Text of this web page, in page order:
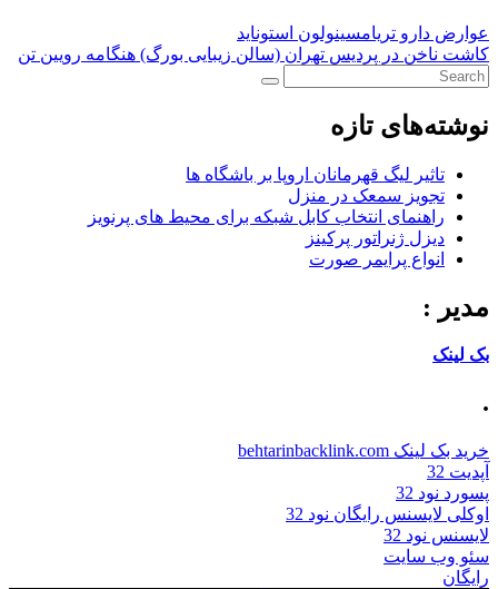
عوارض دارو تریامسینولون استوناید
کاشت ناخن در پردیس تهران (سالن زیبایی بورگ) هنگامه رویین تن
نوشته‌های تازه
تاثیر لیگ قهرمانان اروپا بر باشگاه ها
تجویز سمعک در منزل
راهنمای انتخاب کابل شبکه برای محیط های پرنویز
دیزل ژنراتور پرکینز
انواع پرایمر صورت
مدیر :
بک لینک
خرید بک لینک behtarinbacklink.com
آپدیت 32
پسورد نود 32
اوکلی لایسنس رایگان نود 32
لایسنس نود 32
سئو وب سایت
رایگان